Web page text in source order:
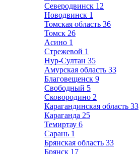
Северодвинск 12
Новодвинск 1
Томская область 36
Томск 26
Асино 1
Стрежевой 1
Нур-Султан 35
Амурская область 33
Благовещенск 9
Свободный 5
Сковородино 2
Карагандинская область 33
Караганда 25
Темиртау 6
Сарань 1
Брянская область 33
Брянск 17